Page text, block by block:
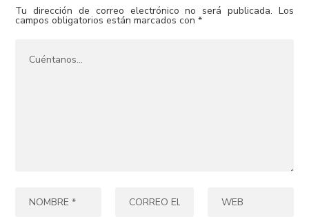
Tu dirección de correo electrónico no será publicada. Los
campos obligatorios están marcados con*